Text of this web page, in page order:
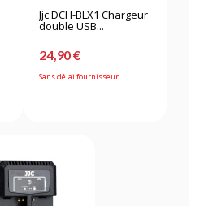
Jjc DCH-BLX1 Chargeur
double USB...
24,90 €
Sans délai fournisseur